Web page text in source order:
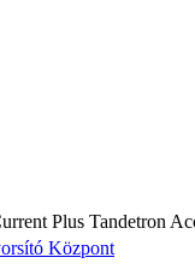
Plus Tandetron
Központ